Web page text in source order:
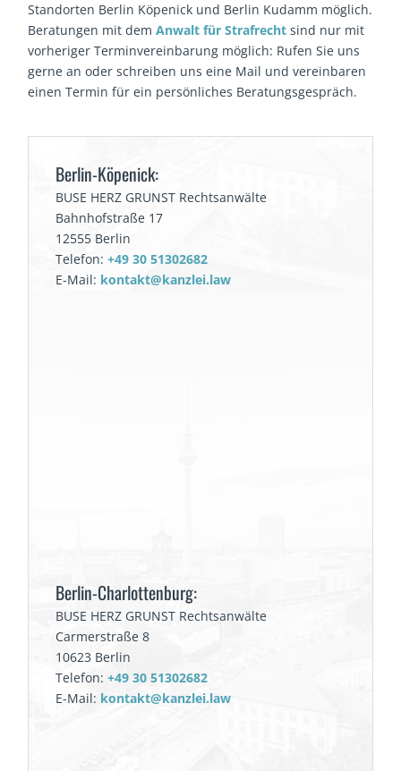
Standorten Berlin Köpenick und Berlin Kudamm möglich.
Beratungen mit demAnwalt für Strafrecht sind nur mit
vorheriger Terminvereinbarung möglich: Rufen Sie uns
gerne an oder schreiben uns eine Mail und vereinbaren
einen Termin für ein persönliches Beratungsgespräch.
Berlin-Köpenick:
BUSE HERZ GRUNST Rechtsanwälte
Bahnhofstraße 17
12555 Berlin
Telefon:+49 30 51302682
E-Mail: kontakt@kanzlei.law
Berlin-Charlottenburg:
BUSE HERZ GRUNST Rechtsanwälte
Carmerstraße 8
10623 Berlin
Telefon:+49 30 51302682
E-Mail: kontakt@kanzlei.law